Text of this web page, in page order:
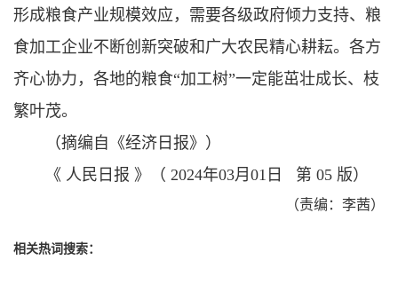
形成粮食产业规模效应，需要各级政府倾力支持、粮
食加工企业不断创新突破和广大农民精心耕耘。各方
齐心协力，各地的粮食“加工树”一定能茁壮成长、枝
繁叶茂。
（摘编自《经济日报》）
《 人民日报 》（ 2024年03月01日 第 05 版）
（责编：李茜）
相关热词搜索：